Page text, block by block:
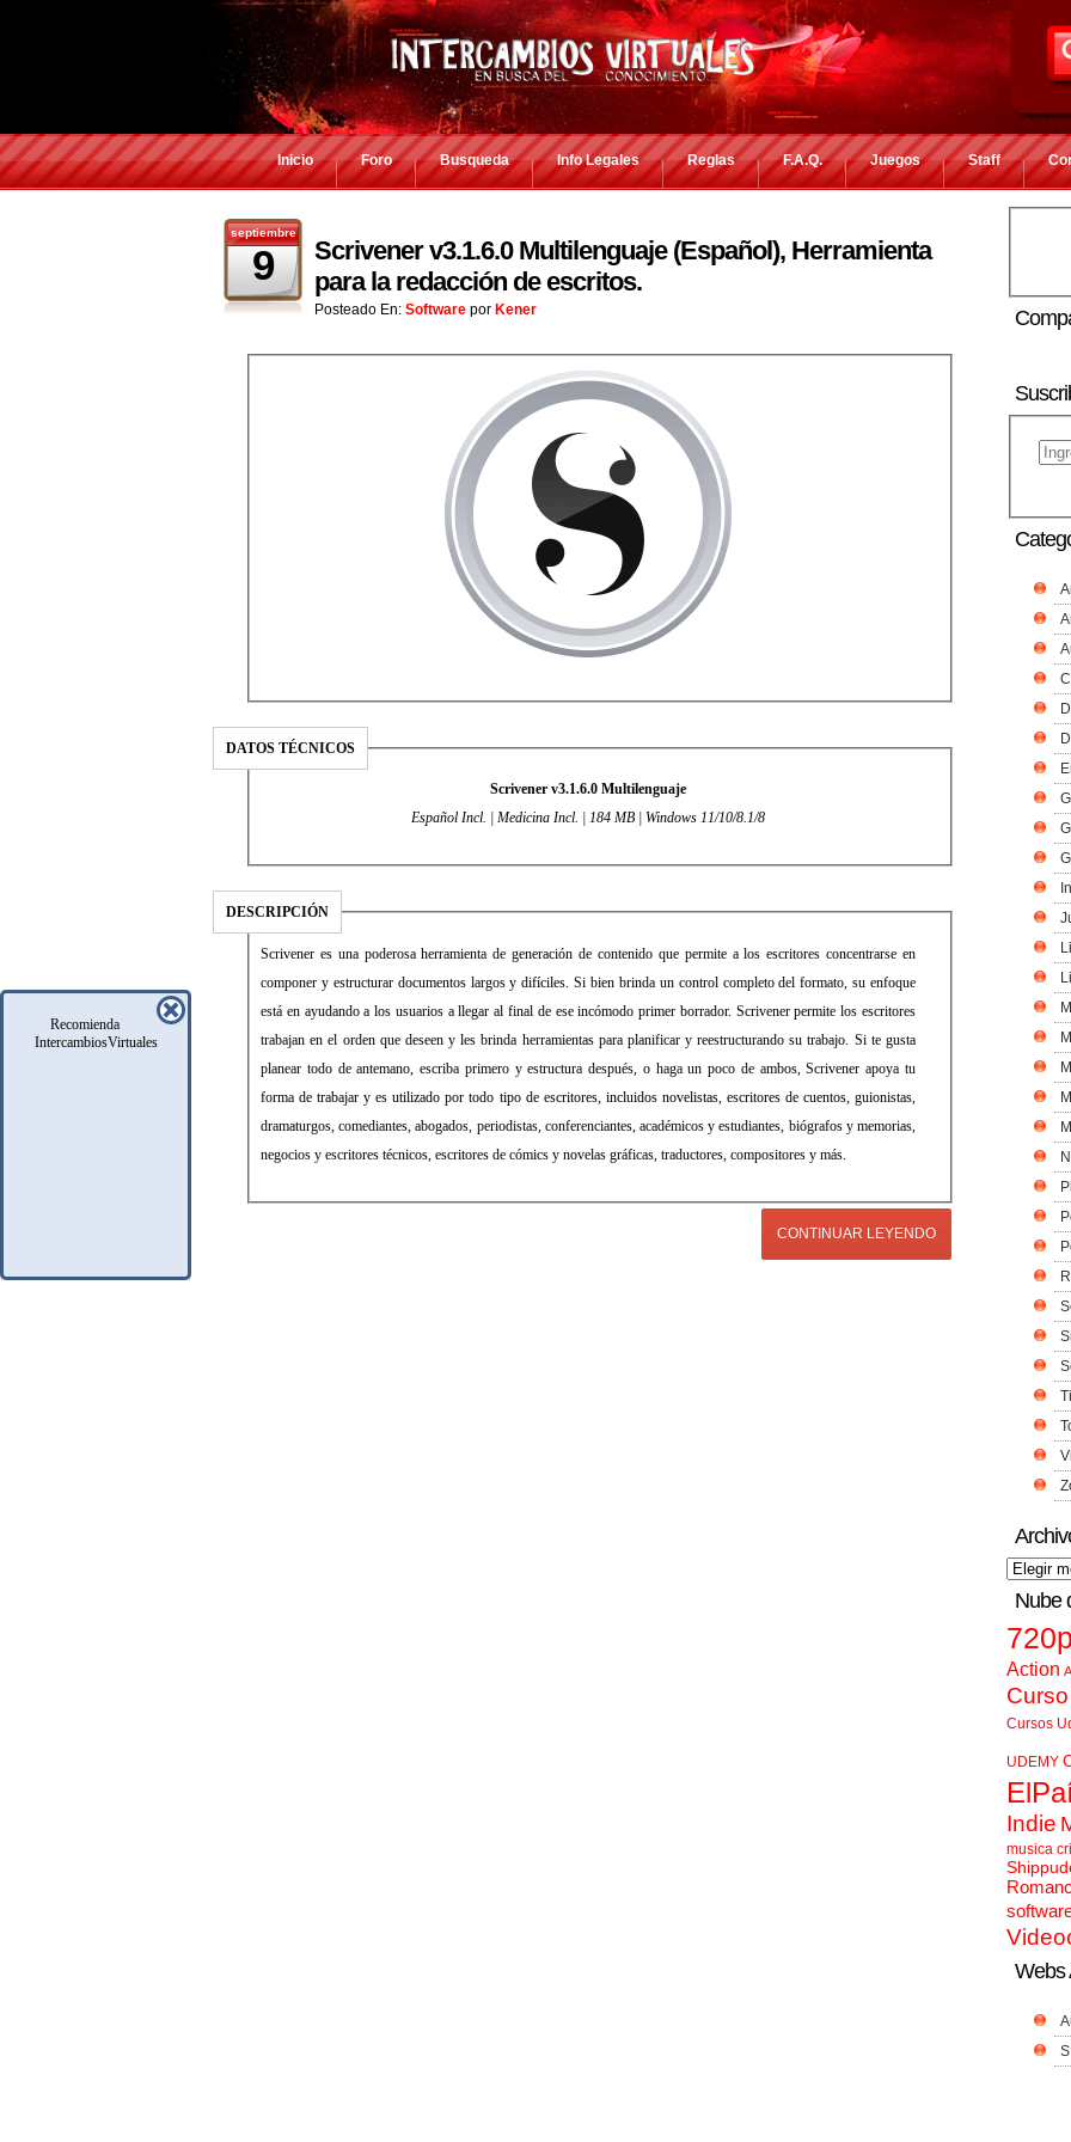
Recomienda
IntercambiosVirtuales
Inicio Foro Busqueda Info Legales Reglas F.A.Q. Juegos Staff
septiembre
9
Scrivener v3.1.6.0 Multilenguaje (Español), Herramienta
para la redacción de escritos.
Posteado En: Software por Kener
DATOS TÉCNICOS
Scrivener v3.1.6.0 Multilenguaje
Español Incl. | Medicina Incl. | 184 MB | Windows 11/10/8.1/8
DESCRIPCIÓN
Scrivener es una poderosa herramienta de generación de contenido que permite a los escritores concentrarse en
componer y estructurar documentos largos y difíciles. Si bien brinda un control completo del formato, su enfoque
está en ayudando a los usuarios a llegar al final de ese incómodo primer borrador. Scrivener permite los escritores
trabajan en el orden que deseen y les brinda herramientas para planificar y reestructurando su trabajo. Si te gusta
planear todo de antemano, escriba primero y estructura después, o haga un poco de ambos, Scrivener apoya tu
forma de trabajar y es utilizado por todo tipo de escritores, incluidos novelistas, escritores de cuentos, guionistas,
dramaturgos, comediantes, abogados, periodistas, conferenciantes, académicos y estudiantes, biógrafos y memorias,
negocios y escritores técnicos, escritores de cómics y novelas gráficas, traductores, compositores y más.
CONTINUAR LEYENDO
Nube
Action
Cursos
UDEMY
Indie
musica
Webs